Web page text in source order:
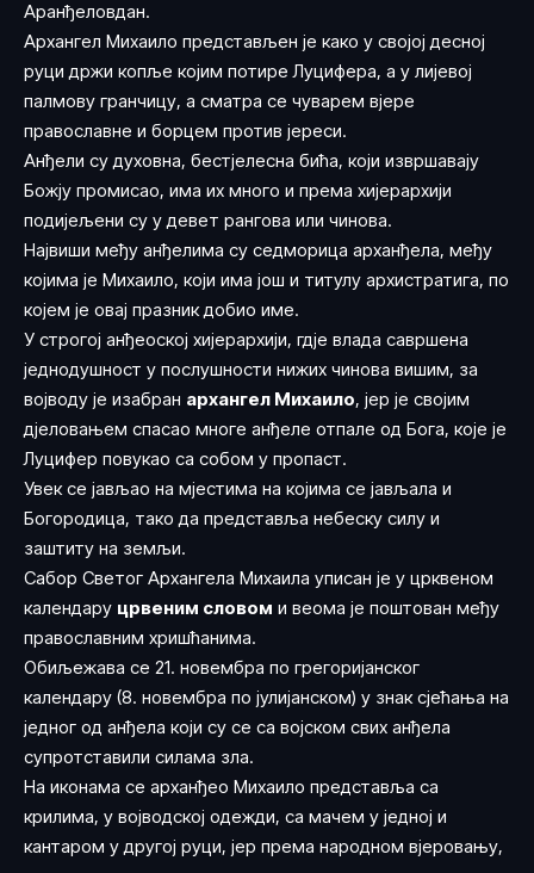
Аранђеловдан.
Архангел Михаило представљен је како у својој десној
руци држи копље којим потире Луцифера, а у лијевој
палмову гранчицу, а сматра се чуварем вјере
православне и борцем против јереси.
Анђели су духовна, бестјелесна бића, који извршавају
Божју промисао, има их много и према хијерархији
подијељени су у девет рангова или чинова.
Највиши међу анђелима су седморица арханђела, међу
којима је Михаило, који има још и титулу архистратига, по
којем је овај празник добио име.
У строгој анђеоској хијерархији, гдје влада савршена
једнодушност у послушности нижих чинова вишим, за
војводу је изабран архангел Михаило, јер је својим
дјеловањем спасао многе анђеле отпале од Бога, које је
Луцифер повукао са собом у пропаст.
Увек се јављао на мјестима на којима се јављала и
Богородица, тако да представља небеску силу и
заштиту на земљи.
Сабор Светог Архангела Михаила уписан је у црквеном
календару црвеним словом и веома је поштован међу
православним хришћанима.
Обиљежава се 21. новембра по грегоријанског
календару (8. новембра по јулијанском) у знак сјећања на
једног од анђела који су се са војском свих анђела
супротставили силама зла.
На иконама се арханђео Михаило представља са
крилима, у војводској одежди, са мачем у једној и
кантаром у другој руци, јер према народном вјеровању,